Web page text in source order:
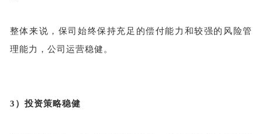
整体来说，保司始终保持充足的偿付能力和较强的风险管
理能力，公司运营稳健。
3） 投资策略稳健